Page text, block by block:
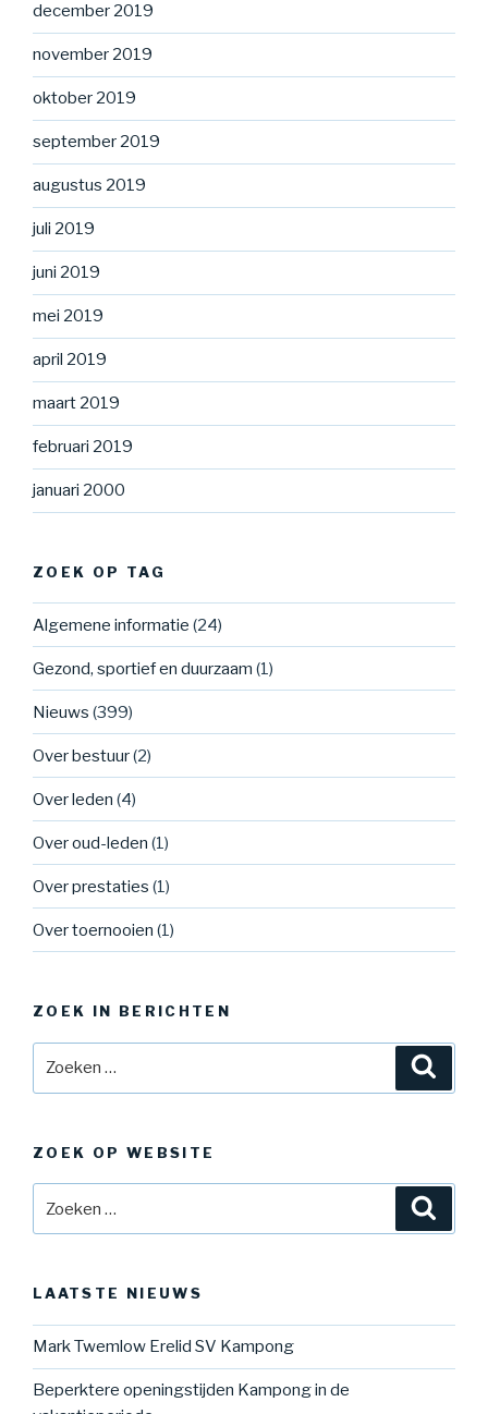
december 2019
november 2019
oktober 2019
september 2019
augustus 2019
juli 2019
juni 2019
mei 2019
april 2019
maart 2019
februari 2019
januari 2000
ZOEK OP TAG
Algemene informatie (24)
Gezond, sportief en duurzaam (1)
Nieuws (399)
Over bestuur(2)
Over leden (4)
Over oud-leden (1)
Over prestaties (1)
Over toernooien (1)
ZOEK IN BERICHTEN
ZOEK OP WEBSITE
naar:
LAATSTE NIEUWS
Mark Twemlow Erelid SV Kampong
Beperktere openingstijden Kampong in de